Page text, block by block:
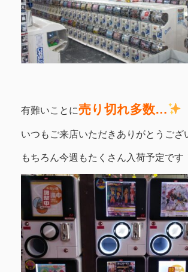
有難いことに売り切れ多数…
いつもご来店いただきありがとうござ
もちろん今週もたくさん入荷予定です